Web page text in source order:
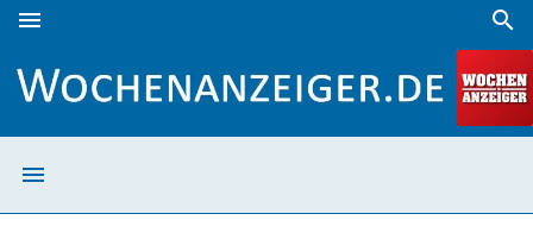
menu search
menu